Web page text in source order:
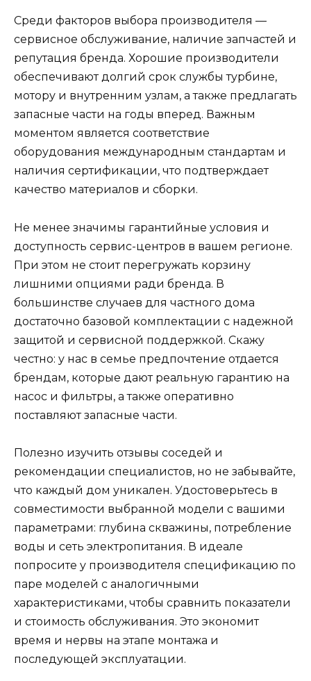
Среди факторов выбора производителя —
сервисное обслуживание, наличие запчастей и
репутация бренда. Хорошие производители
обеспечивают долгий срок службы турбине,
мотору и внутренним узлам, а также предлагать
запасные части на годы вперед. Важным
моментом является соответствие
оборудования международным стандартам и
наличия сертификации, что подтверждает
качество материалов и сборки.
Не менее значимы гарантийные условия и
доступность сервис-центров в вашем регионе.
При этом не стоит перегружать корзину
лишними опциями ради бренда. В
большинстве случаев для частного дома
достаточно базовой комплектации с надежной
защитой и сервисной поддержкой. Скажу
честно: у нас в семье предпочтение отдается
брендам, которые дают реальную гарантию на
насос и фильтры, а также оперативно
поставляют запасные части.
Полезно изучить отзывы соседей и
рекомендации специалистов, но не забывайте,
что каждый дом уникален. Удостоверьтесь в
совместимости выбранной модели с вашими
параметрами: глубина скважины, потребление
воды и сеть электропитания. В идеале
попросите у производителя спецификацию по
паре моделей с аналогичными
характеристиками, чтобы сравнить показатели
и стоимость обслуживания. Это экономит
время и нервы на этапе монтажа и
последующей эксплуатации.